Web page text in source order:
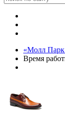
«Молл Парк
Время